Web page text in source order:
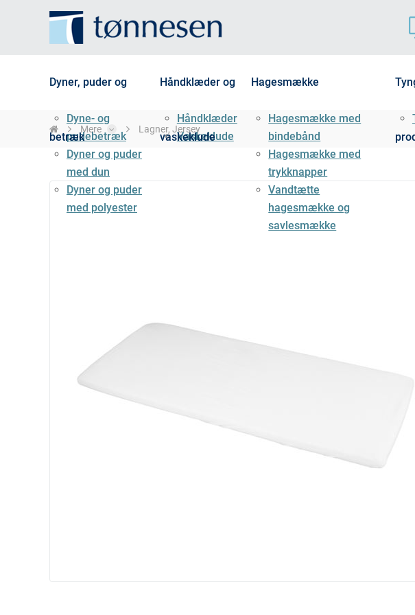
Dyner, puder og
betræk
Dyne- og
pudebetræk
Dyner og puder
med dun
Dyner og puder
med polyester
Håndklæder og
vaskeklude
Håndklæder
Vaskeklude
Hagesmække
Hagesmække med
bindebånd
Hagesmække med
trykknapper
Vandtætte
hagesmække og
savlesmække
Mere Lagner, Jersey